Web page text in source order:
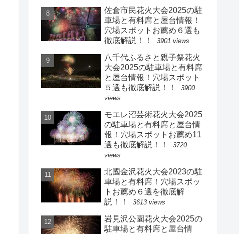
佐倉市民花火大会2025の駐
車場と有料席と屋台情報！
穴場スポットお薦め６選も
徹底解説！！
3901 views
八千代ふるさと親子祭花火
大会2025の駐車場と有料席
と屋台情報！穴場スポット
５選も徹底解説！！
3900
views
モエレ沼芸術花火大会2025
の駐車場と有料席と屋台情
報！穴場スポットお薦め11
選も徹底解説！！
3720
views
北國金沢花火大会2023の駐
車場と有料席！穴場スポッ
トお薦め６選を徹底解
説！！
3613 views
岩見沢公園花火大会2025の
駐車場と有料席と屋台情